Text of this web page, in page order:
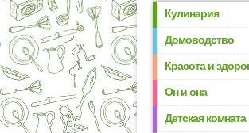
Кулинария
Домоводство
Красота и
Он и она
Детская комната